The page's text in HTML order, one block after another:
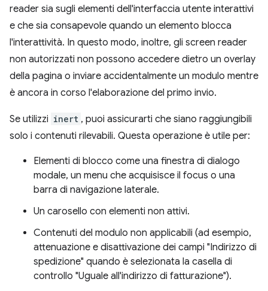
reader sia sugli elementi dell'interfaccia utente interattivi
e che sia consapevole quando un elemento blocca
l'interattività. In questo modo, inoltre, gli screen reader
non autorizzati non possono accedere dietro un overlay
della pagina o inviare accidentalmente un modulo mentre
è ancora in corso l'elaborazione del primo invio.
Se utilizzi inert , puoi assicurarti che siano raggiungibili
solo i contenuti rilevabili. Questa operazione è utile per:
Elementi di blocco come una finestra di dialogo
modale, un menu che acquisisce il focus o una
barra di navigazione laterale.
Un carosello con elementi non attivi.
Contenuti del modulo non applicabili (ad esempio,
attenuazione e disattivazione dei campi "Indirizzo di
spedizione" quando è selezionata la casella di
controllo "Uguale all'indirizzo di fatturazione").